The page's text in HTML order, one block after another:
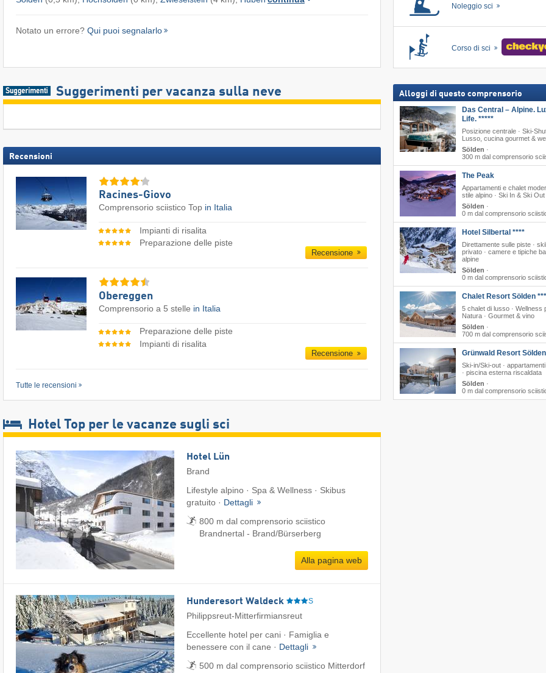
Notato un errore? Qui puoi segnalarlo
Suggerimenti per vacanza sulla neve
Recensioni
Racines-Giovo
Comprensorio sciistico Top in Italia
Impianti di risalita
Preparazione delle piste
Recensione
Obereggen
Comprensorio a 5 stelle in Italia
Preparazione delle piste
Impianti di risalita
Recensione
Tutte le recensioni
Hotel Top per le vacanze sugli sci
Hotel Lün
Brand
Lifestyle alpino · Spa & Wellness · Skibus
gratuito · Dettagli
800 m dal comprensorio sciistico
Brandnertal - Brand/​Bürserberg
Alla pagina web
Hunderesort Waldeck S
Philippsreut-Mitterfirmiansreut
Eccellente hotel per cani · Famiglia e
benessere con il cane · Dettagli
500 m dal comprensorio sciistico Mitterdorf
Noleggio sci
Corso di sci
Alloggi di questo comprensorio
Das Central – Alpine.
Life. *****
Posizione centrale · Ski-
Lusso, cucina gourmet &
Sölden ·
300 m dal comprensorio
The Peak
Appartamenti e chalet
stile alpino · Ski In & Ski Out
Sölden ·
0 m dal comprensorio
Hotel Silbertal ****
Direttamente sulle piste ·
privato · camere e tipiche
alpine
Sölden ·
0 m dal comprensorio
Chalet Resort Sölden
5 chalet di lusso · Wellness
Natura · Gourmet & vino
Sölden ·
700 m dal comprensorio
Grünwald Resort Sölden
Ski-in/Ski-out ·
· piscina esterna riscaldata
Sölden ·
0 m dal comprensorio